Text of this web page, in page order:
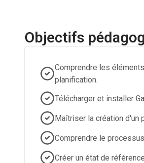
Objectifs
Comprendre les
planification.
Télécharger et installer
Maîtriser la création d'un
Comprendre le
Créer un état de